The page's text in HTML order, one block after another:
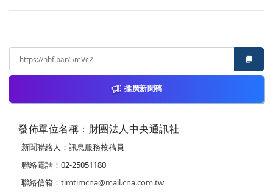
推廣新聞稿
發佈單位名稱：財團法人中央通訊社
新聞聯絡人：訊息服務核稿員
聯絡電話：02-25051180
聯絡信箱： timtimcna@mail.cna.com.tw